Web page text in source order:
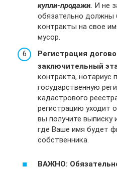
купли-продажи. И не
обязательно должны
контракты на свое
мусор.
Регистрация
заключительный
контракта, нотариус
государственную
кадастрового
регистрацию уходит
вы получите выписку
где Ваше имя будет
собственника.
ВАЖНО: